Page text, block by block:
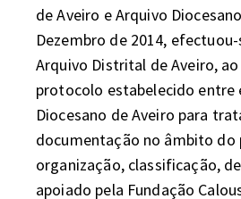
de Aveiro e Arquivo
Dezembro de 2014,
Arquivo Distrital de Aveiro,
protocolo estabelecido entre
Diocesano de Aveiro para
documentação no âmbito do
organização, classificação,
apoiado pela Fundação